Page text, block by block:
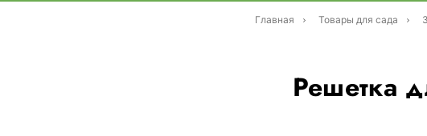
Главная Товары для сада
Решетка